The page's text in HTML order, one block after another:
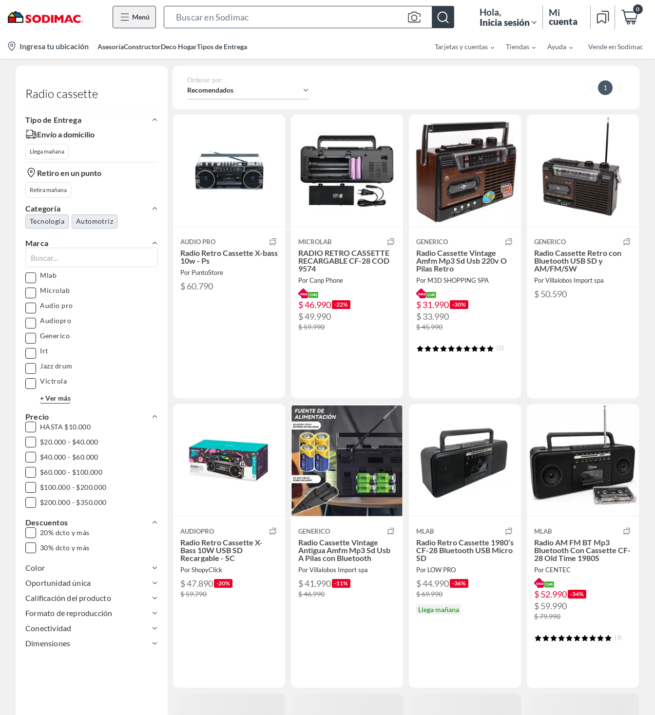
Menú
Bar
Hola,
Inicia sesión
Mi
cuenta
0
location-
icon
Ingresa tu ubicación AsesoríaConstructorDeco HogarTipos de Entrega Tarjetas y cuentas Tiendas Ayuda Vende en Sodimac
Radio cassette
Tipo de Entrega
Envío a domicilio
Llega mañana
Retiro en un punto
Retira mañana
Categoría
Tecnología Automotriz
Marca
Mlab
Microlab
Audio pro
Audiopro
Generico
Irt
Jazz drum
Victrola
+ Ver más
Precio
HASTA $10.000
$20.000 - $40.000
$40.000 - $60.000
$60.000 - $100.000
$100.000 - $200.000
$200.000 - $350.000
Descuentos
20% dcto y más
30% dcto y más
Color
Oportunidad única
Calificación del producto
Formato de reproducción
Conectividad
Dimensiones
Ordenar por:
Recomendados 1
AUDIO PRO
Radio Retro Cassette X-bass
10w - Ps
Por PuntoStore
$ 60.790
MICROLAB
RADIO RETRO CASSETTE
RECARGABLE CF-28 COD
9574
Por Canp Phone
$ 46.990 -22%
$ 49.990
$ 59.990
GENERICO
Radio Cassette Vintage
Amfm Mp3 Sd Usb 220v O
Pilas Retro
Por M3D SHOPPING SPA
$ 31.990 -30%
$ 33.990
$ 45.990
(2)
GENERICO
Radio Cassette Retro con
Bluetooth USB SD y
AM/FM/SW
Por Villalobos Import spa
$ 50.590
AUDIOPRO
Radio Retro Cassette X-
Bass 10W USB SD
Recargable - SC
Por ShopyClick
$ 47.890 -20%
$ 59.790
GENERICO
Radio Cassette Vintage
Antigua Amfm Mp3 Sd Usb
A Pilas con Bluetooth
Por Villalobos Import spa
$ 41.990 -11%
$ 46.990
MLAB
Radio Retro Cassette 1980’s
CF-28 Bluetooth USB Micro
SD
Por LOW PRO
$ 44.990 -36%
$ 69.990
Llega mañana
MLAB
Radio AM FM BT Mp3
Bluetooth Con Cassette CF-
28 Old Time 1980S
Por CENTEC
$ 52.990 -34%
$ 59.990
$ 79.990
(3)